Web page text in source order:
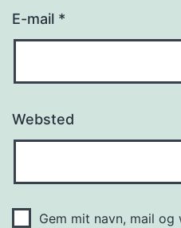
E-mail *
Websted
Gem mit navn, mail